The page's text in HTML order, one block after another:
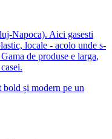
Napoca). Aici gasesti
locale - acolo unde s-
de produse e larga,